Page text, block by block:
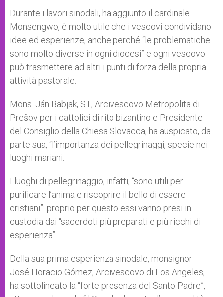
Durante i lavori sinodali, ha aggiunto il cardinale
Monsengwo, è molto utile che i vescovi condividano
idee ed esperienze, anche perché “le problematiche
sono molto diverse in ogni diocesi” e ogni vescovo
può trasmettere ad altri i punti di forza della propria
attività pastorale.
Mons. Ján Babjak, S.I., Arcivescovo Metropolita di
Prešov per i cattolici di rito bizantino e Presidente
del Consiglio della Chiesa Slovacca, ha auspicato, da
parte sua, “l’importanza dei pellegrinaggi, specie nei
luoghi mariani.
I luoghi di pellegrinaggio, infatti, “sono utili per
purificare l’anima e riscoprire il bello di essere
cristiani”: proprio per questo essi vanno presi in
custodia dai “sacerdoti più preparati e più ricchi di
esperienza”.
Della sua prima esperienza sinodale, monsignor
José Horacio Gómez, Arcivescovo di Los Angeles,
ha sottolineato la “forte presenza del Santo Padre”,